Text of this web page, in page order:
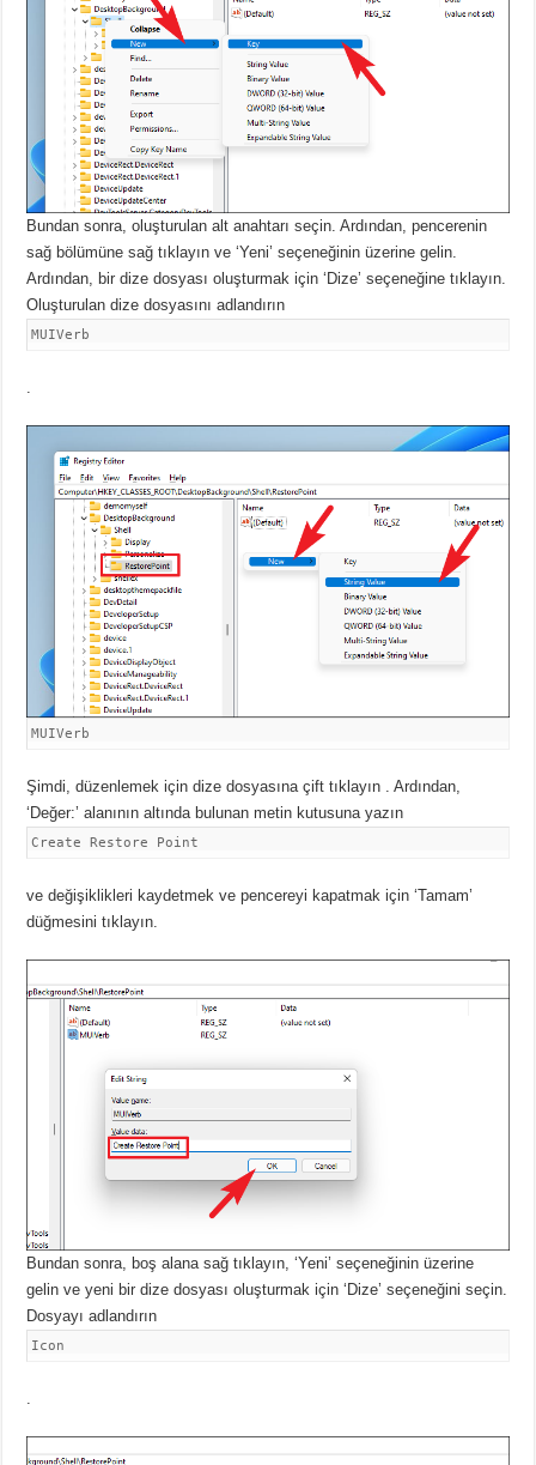
Bundan sonra, oluşturulan alt anahtarı seçin.Ardından, pencerenin
sağ bölümüne sağ tıklayın ve ‘Yeni’ seçeneğinin üzerine gelin.
Ardından, bir dize dosyası oluşturmak için ‘Dize’ seçeneğine tıklayın.
Oluşturulan dize dosyasını adlandırın
MUIVerb
.
MUIVerb
Şimdi, düzenlemek için dize dosyasınaçift ​​tıklayın .Ardından,
‘Değer:’ alanının altında bulunan metin kutusuna yazın
Create Restore Point
ve değişiklikleri kaydetmek ve pencereyi kapatmak için ‘Tamam’
düğmesini tıklayın.
Bundan sonra, boş alana sağ tıklayın, ‘Yeni’ seçeneğinin üzerine
gelin ve yeni bir dize dosyası oluşturmak için ‘Dize’ seçeneğini seçin.
Dosyayı adlandırın
Icon